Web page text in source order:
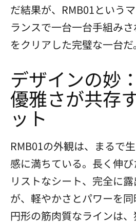
だ結果が、RMB01という
ランスで一台一台手組み
をクリアした完璧な一台だ。
デザインの妙
優雅さが共存
ット
RMB01の外観は、まるで
感に満ちている。長く伸
リストなシート、完全に
が、軽やかさとパワーを
円形の筋肉質なラインは